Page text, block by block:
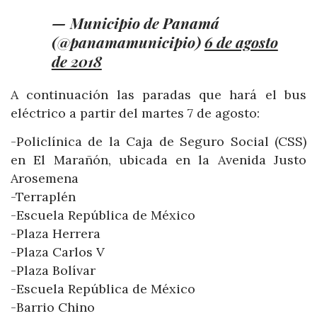
— Municipio de Panamá
(@panamamunicipio)6 de agosto
de 2018
A continuación las paradas que hará el bus
eléctrico a partir del martes 7 de agosto:
-Policlínica de la Caja de Seguro Social (CSS)
en El Marañón, ubicada en la Avenida Justo
Arosemena
-Terraplén
-Escuela República de México
-Plaza Herrera
-Plaza Carlos V
-Plaza Bolívar
-Escuela República de México
-Barrio Chino